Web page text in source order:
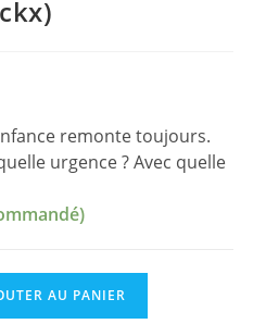
remonte toujours.
urgence ? Avec quelle
AU PANIER